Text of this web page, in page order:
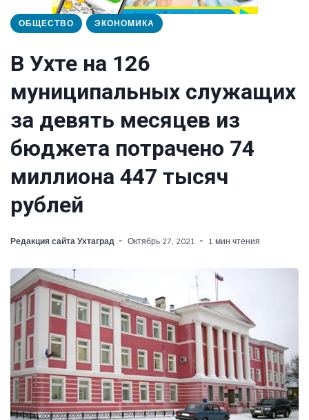
ОБЩЕСТВО ЭКОНОМИКА
В Ухте на 126
муниципальных служащих
за девять месяцев из
бюджета потрачено 74
миллиона 447 тысяч
рублей
Редакция сайта Ухтаград Октябрь 27, 2021 1 мин чтения